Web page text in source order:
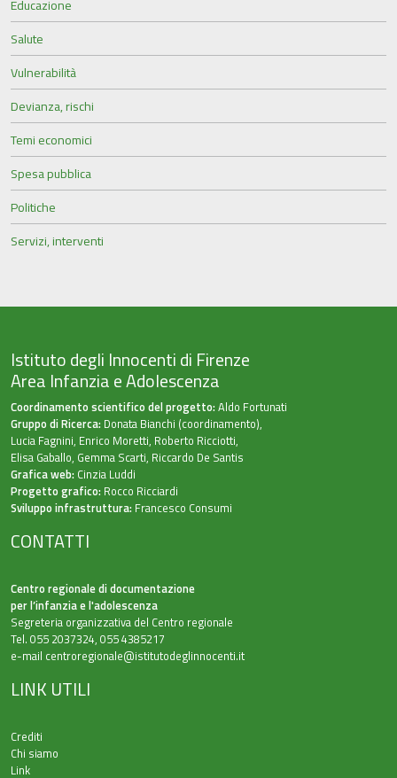
Educazione
Salute
Vulnerabilità
Devianza, rischi
Temi economici
Spesa pubblica
Politiche
Servizi, interventi
Istituto degli Innocenti di Firenze
Area Infanzia e Adolescenza
Coordinamento scientifico del progetto: Aldo Fortunati
Gruppo di Ricerca: Donata Bianchi (coordinamento),
Lucia Fagnini, Enrico Moretti, Roberto Ricciotti,
Elisa Gaballo, Gemma Scarti, Riccardo De Santis
Grafica web: Cinzia Luddi
Progetto grafico: Rocco Ricciardi
Sviluppo infrastruttura: Francesco Consumi
CONTATTI
Centro regionale di documentazione
per l’infanzia e l'adolescenza
Segreteria organizzativa del Centro regionale
Tel. 055 2037324, 055 4385217
e-mail centroregionale@istitutodeglinnocenti.it
LINK UTILI
Crediti
Chi siamo
Link